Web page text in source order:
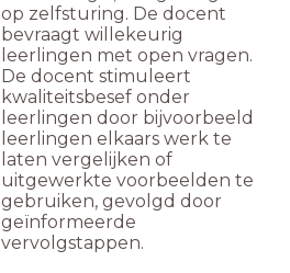
op zelfsturing. De docent
bevraagt willekeurig
leerlingen met open vragen.
De docent stimuleert
kwaliteitsbesef onder
leerlingen door bijvoorbeeld
leerlingen elkaars werk te
laten vergelijken of
uitgewerkte voorbeelden te
gebruiken, gevolgd door
geïnformeerde
vervolgstappen.